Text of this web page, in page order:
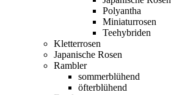
Polyantha
Miniaturrosen
Teehybriden
Kletterrosen
Japanische Rosen
Rambler
sommerblühend
öfterblühend